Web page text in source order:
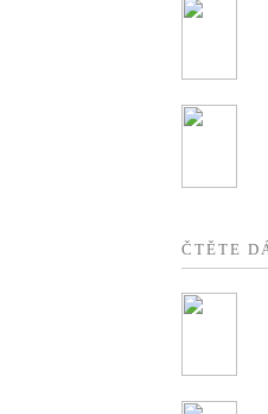
ČTĚTE